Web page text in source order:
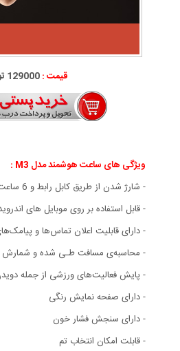
قیمت :129000 تومان
ویژگی های ساعت هوشمند مدل M3 :
- شارژ شدن از طریق کابل رابط و 6 ساعت حفظ شارژ
- قابل استفاده بر روی موبایل های
- دارای قابلیت اعلان تماس‌ها و
- محاسبه‌ی مسافت طـی شده و شمارش
- پایش فعالیت‌های ورزشی از جمله
- دارای صفحه نمایش رنگی
- دارای سنجش فشار خون
- قابلت امکان انتخاب تم